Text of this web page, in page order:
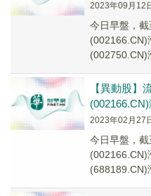
2023年09月12
今日早盤，
(002166.CN)
(002750.CN)
【異動股】
2023年02月27
今日早盤，
(002166.CN)
(688189.CN)